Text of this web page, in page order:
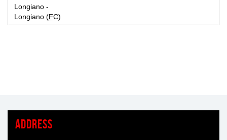
Longiano -
Longiano (FC)
Address